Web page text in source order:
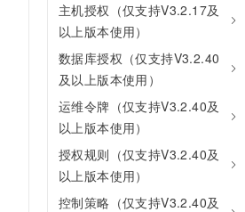
主机授权（仅支持V3.2.17及
以上版本使用）
数据库授权（仅支持V3.2.40
及以上版本使用）
运维令牌（仅支持V3.2.40及
以上版本使用）
授权规则（仅支持V3.2.40及
以上版本使用）
控制策略（仅支持V3.2.40及